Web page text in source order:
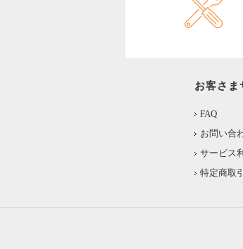
お客さま
FAQ
お問い合
サービス
特定商取